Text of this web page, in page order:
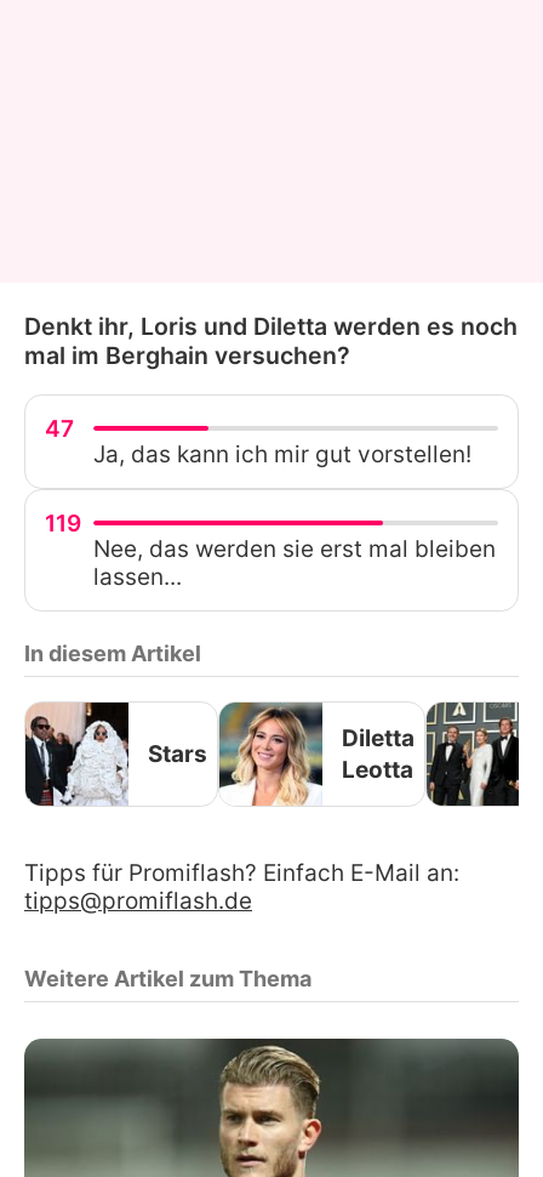
Denkt ihr, Loris und Diletta werden es noch
mal im Berghain versuchen?
47
Ja, das kann ich mir gut vorstellen!
119
Nee, das werden sie erst mal bleiben
lassen...
In diesem Artikel
Stars
Diletta
Leotta
Tipps für Promiflash? Einfach E-Mail an:
tipps@promiflash.de
Weitere Artikel zum Thema